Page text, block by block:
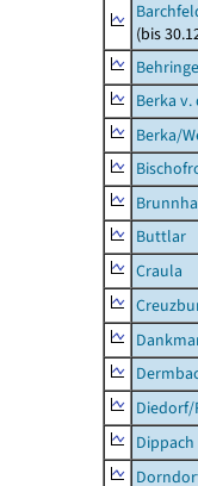
(bis
Berka v.
Berka/
Buttlar
Craula
Dippach